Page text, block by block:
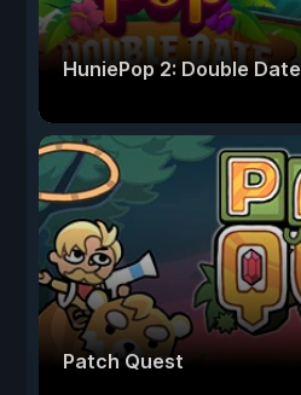
HuniePop 2: Double Date
Patch Quest